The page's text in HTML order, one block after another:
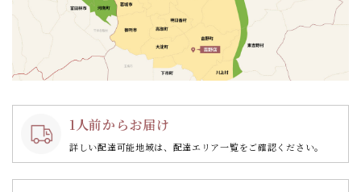
1人前からお届け
詳しい配達可能地域は、配達エリア一覧をご確認ください。